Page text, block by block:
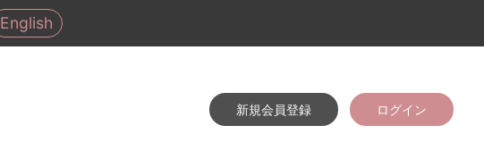
English
新規会員登録 ログイン